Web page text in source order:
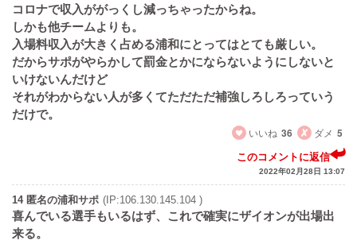
コロナで収入ががっくし減っちゃったからね。
しかも他チームよりも。
入場料収入が大きく占める浦和にとってはとても厳しい。
だからサポがやらかして罰金とかにならないようにしないと
いけないんだけど
それがわからない人が多くてただただ補強しろしろっていう
だけで。
いいね 36 ダメ 5
このコメントに返信
2022年02月28日 13:07
14 匿名の浦和サポ (IP:106.130.145.104 )
喜んでいる選手もいるはず、これで確実にザイオンが出場出
来る。